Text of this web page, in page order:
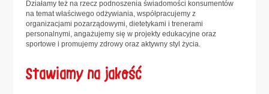
Działamy też na rzecz podnoszenia świadomości konsumentów
na temat właściwego odżywiania, współpracujemy z
organizacjami pozarządowymi, dietetykami i trenerami
personalnymi, angażujemy się w projekty edukacyjne oraz
sportowe i promujemy zdrowy oraz aktywny styl życia.
Stawiamy na jakość